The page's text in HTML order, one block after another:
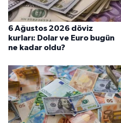
6 Ağustos 2026 döviz
kurları: Dolar ve Euro bugün
ne kadar oldu?